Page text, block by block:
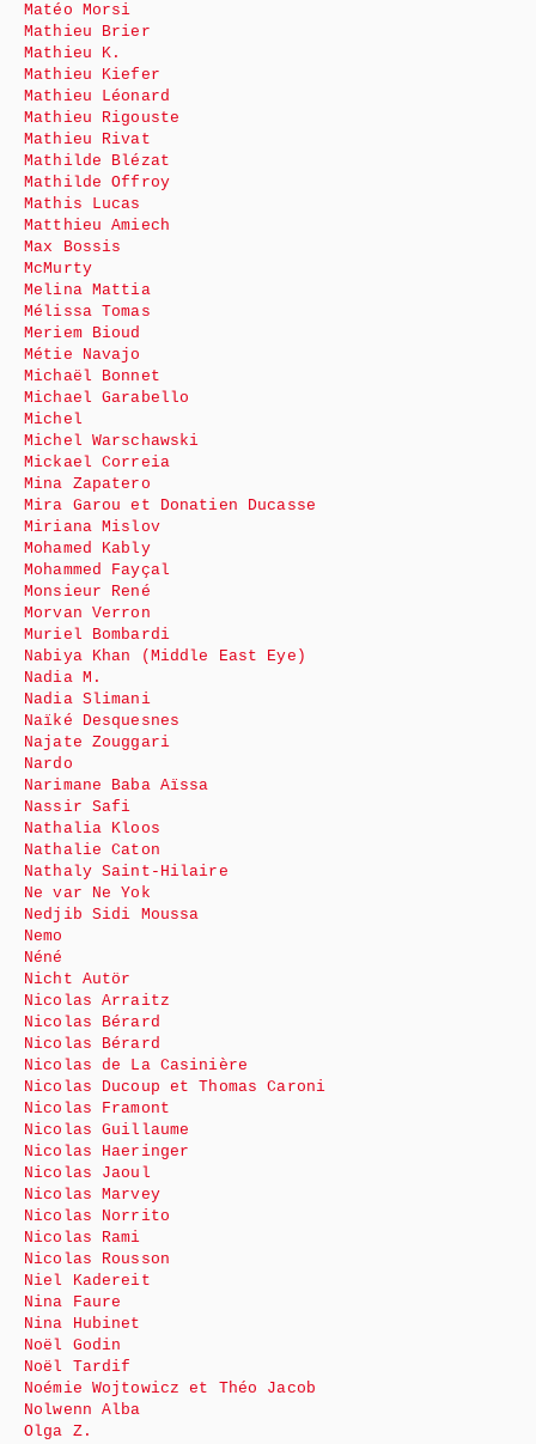
Matéo Morsi
Mathieu Brier
Mathieu K.
Mathieu Kiefer
Mathieu Léonard
Mathieu Rigouste
Mathieu Rivat
Mathilde Blézat
Mathilde Offroy
Mathis Lucas
Matthieu Amiech
Max Bossis
McMurty
Melina Mattia
Mélissa Tomas
Meriem Bioud
Métie Navajo
Michaël Bonnet
Michael Garabello
Michel
Michel Warschawski
Mickael Correia
Mina Zapatero
Mira Garou et Donatien Ducasse
Miriana Mislov
Mohamed Kably
Mohammed Fayçal
Monsieur René
Morvan Verron
Muriel Bombardi
Nabiya Khan (Middle East Eye)
Nadia M.
Nadia Slimani
Naïké Desquesnes
Najate Zouggari
Nardo
Narimane Baba Aïssa
Nassir Safi
Nathalia Kloos
Nathalie Caton
Nathaly Saint-Hilaire
Ne var Ne Yok
Nedjib Sidi Moussa
Nemo
Néné
Nicht Autör
Nicolas Arraitz
Nicolas Bérard
Nicolas Bérard
Nicolas de La Casinière
Nicolas Ducoup et Thomas Caroni
Nicolas Framont
Nicolas Guillaume
Nicolas Haeringer
Nicolas Jaoul
Nicolas Marvey
Nicolas Norrito
Nicolas Rami
Nicolas Rousson
Niel Kadereit
Nina Faure
Nina Hubinet
Noël Godin
Noël Tardif
Noémie Wojtowicz et Théo Jacob
Nolwenn Alba
Olga Z.